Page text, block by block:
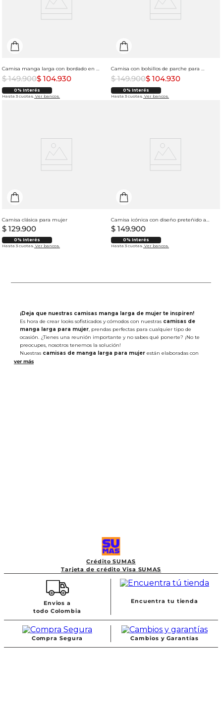
Camisa manga larga con bordado en espalda para mujer
$ 149.900$ 104.930
0% Interés
Hasta 3 cuotas. Ver bancos.
Camisa con bolsillos de parche para mujer
$ 149.900$ 104.930
0% Interés
Hasta 3 cuotas. Ver bancos.
Camisa clásica para mujer
$ 129.900
0% Interés
Hasta 3 cuotas. Ver bancos.
Camisa icónica con diseño preteñido a rayas para mujer
$ 149.900
0% Interés
Hasta 3 cuotas. Ver bancos.
¡Deja que nuestras camisas manga larga de mujer te inspiren!
Es hora de crear looks sofisticados y cómodos con nuestras camisas de
manga larga para mujer, prendas perfectas para cualquier tipo de
ocasión. ¿Tienes una reunión importante y no sabes qué ponerte? ¡No te
preocupes, nosotros tenemos la solución!
Nuestras camisas de manga larga para mujer están elaboradas con
fibras de algodón y elastano, materiales que te brindarán la comodidad y
Crédito SUMAS
Tarjeta de crédito Visa SUMAS
Envios a
todo Colombia
Encuentra tu tienda
Compra Segura Cambios y Garantías